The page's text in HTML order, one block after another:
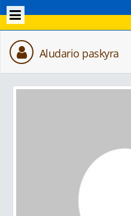
Aludario paskyra